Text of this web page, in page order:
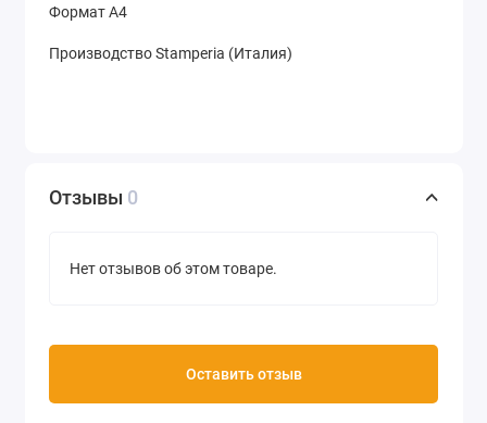
Формат А4
Производство Stamperia (Италия)
Отзывы 0
Нет отзывов об этом товаре.
Оставить отзыв